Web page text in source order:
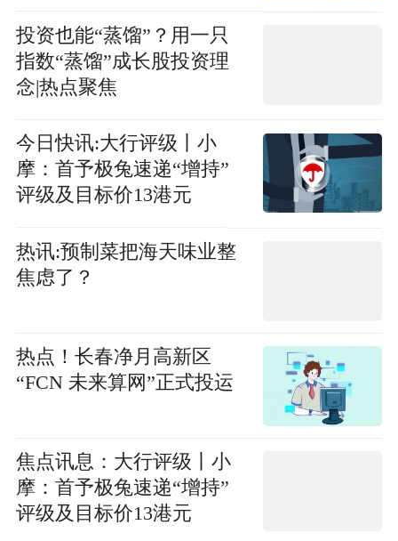
投资也能“蒸馏”？用一只
指数“蒸馏”成长股投资理
念|热点聚焦
今日快讯:大行评级丨小
摩：首予极兔速递“增持”
评级及目标价13港元
热讯:预制菜把海天味业整
焦虑了？
热点！长春净月高新区
“FCN 未来算网”正式投运
焦点讯息：大行评级丨小
摩：首予极兔速递“增持”
评级及目标价13港元